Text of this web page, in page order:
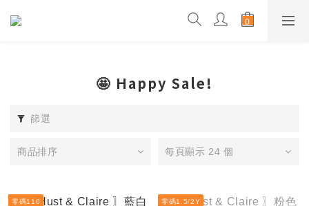
🤩 Happy Sale!
篩選
商品排序 每頁顯示 24 個
零碼110 零碼1.5/2Y